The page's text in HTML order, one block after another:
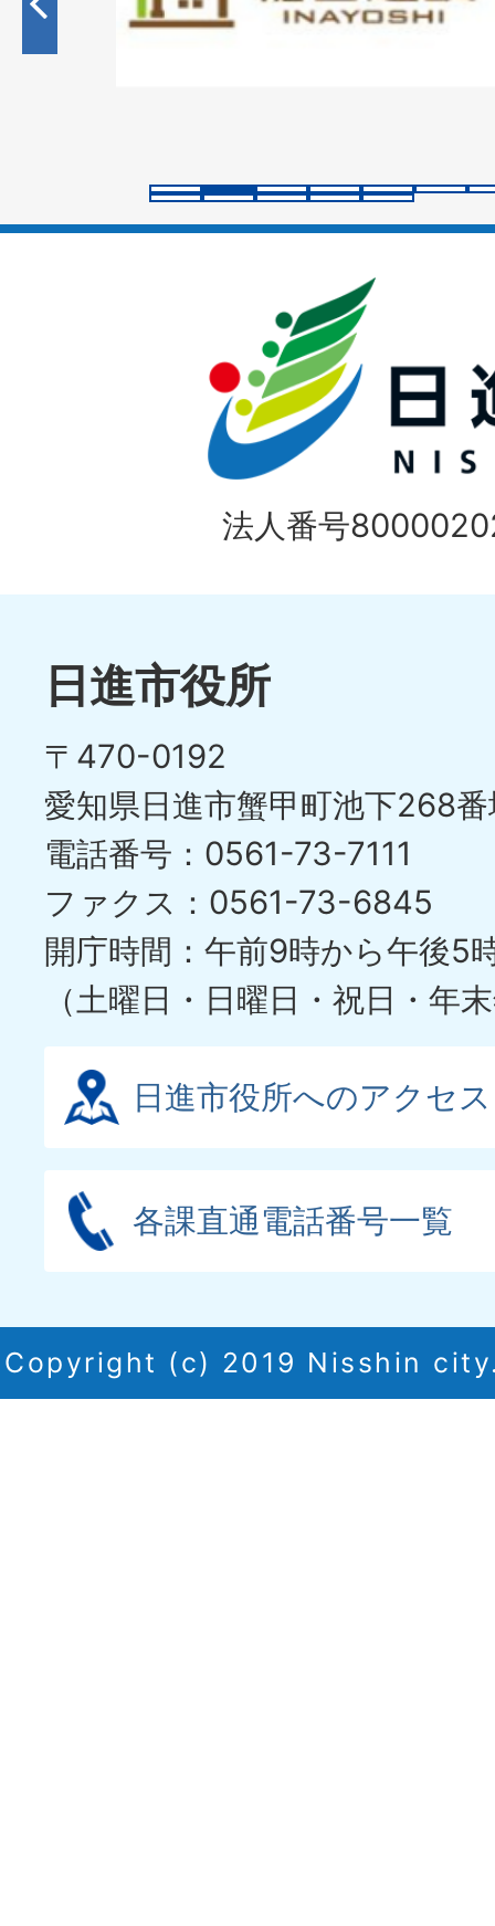
目
ラ
イ
法人番号
日進市役所
〒470-0192
愛知県日進市蟹甲町池下268
電話番号：0561-73-7111
ファクス：0561-73-6845
開庁時間：午前9時から午後5
（土曜日・日曜日・祝日・年
日進市役所へのアクセス
各課直通電話番号一覧
Copyright (c) 2019 Nisshin